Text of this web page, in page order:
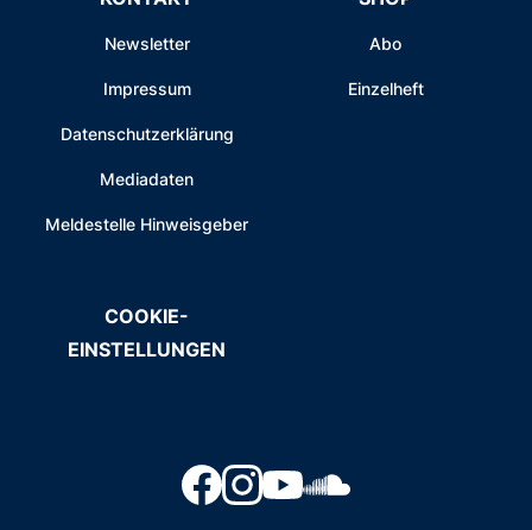
Newsletter
Impressum
Datenschutzerklärung
Mediadaten
Meldestelle Hinweisgeber
Abo
Einzelheft
COOKIE-
EINSTELLUNGEN